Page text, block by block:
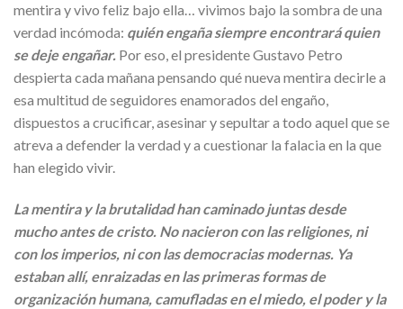
mentira y vivo feliz bajo ella… vivimos bajo la sombra de una
verdad incómoda: quién engaña siempre encontrará quien
se deje engañar. Por eso, el presidente Gustavo Petro
despierta cada mañana pensando qué nueva mentira decirle a
esa multitud de seguidores enamorados del engaño,
dispuestos a crucificar, asesinar y sepultar a todo aquel que se
atreva a defender la verdad y a cuestionar la falacia en la que
han elegido vivir.
La mentira y la brutalidad han caminado juntas desde
mucho antes de cristo. No nacieron con las religiones, ni
con los imperios, ni con las democracias modernas. Ya
estaban allí, enraizadas en las primeras formas de
organización humana, camufladas en el miedo, el poder y la